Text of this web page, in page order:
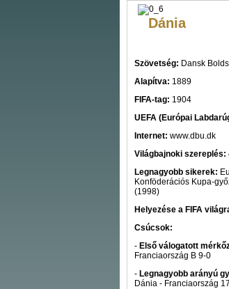
Dánia
Szövetség: Dansk
Alapítva: 1889
FIFA-tag: 1904
UEFA (Európai
Internet: www.dbu.dk
Világbajnoki szereplés:
Legnagyobb sikerek:
Konföderációs Kupa-
(1998)
Helyezése a FIFA
Csúcsok:
- Első válogatott
Franciaország B 9-0
- Legnagyobb arányú
Dánia - Franciaország